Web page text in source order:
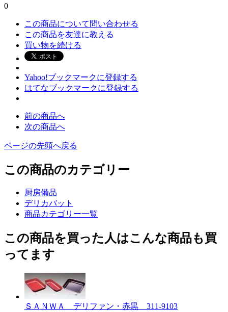
0
この商品について問い合わせる
この商品を友達に教える
買い物を続ける
Yahoo!ブックマークに登録する
はてなブックマークに登録する
前の商品へ
次の商品へ
ページの先頭へ戻る
この商品のカテゴリー
厨房備品
デリカバット
商品カテゴリー一覧
この商品を買った人はこんな商品も買
ってます
ＳＡＮＷＡ デリファン・赤黒 311-9103